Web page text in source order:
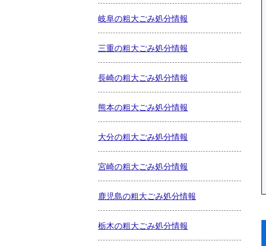
岐阜の粗大ごみ処分情報
三重の粗大ごみ処分情報
長崎の粗大ごみ処分情報
熊本の粗大ごみ処分情報
大分の粗大ごみ処分情報
宮崎の粗大ごみ処分情報
鹿児島の粗大ごみ処分情報
栃木の粗大ごみ処分情報